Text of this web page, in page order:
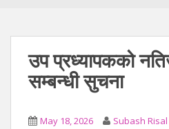
उप प्रध्यापकको
सम्बन्धी सुचना
May 18, 2026 Subash Risal